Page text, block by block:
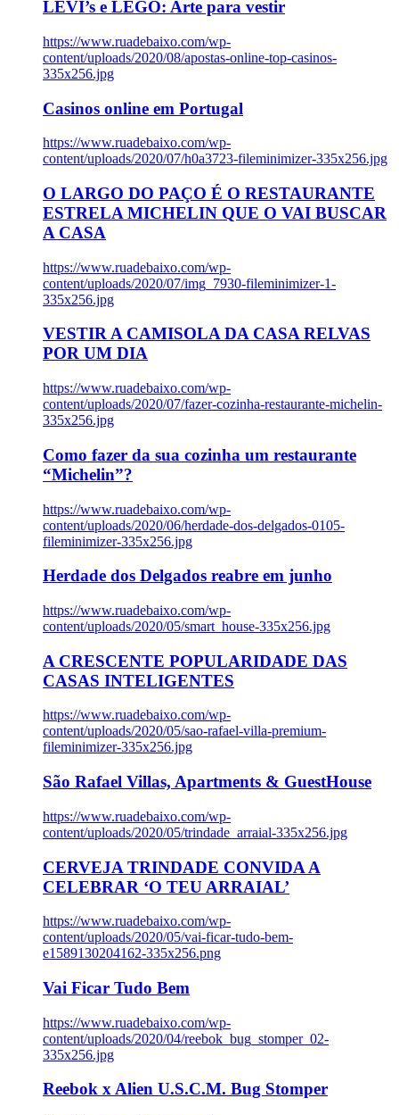
LEVI’s e LEGO: Arte para vestir
https://www.ruadebaixo.com/wp-
content/uploads/2020/08/apostas-online-top-casinos-
335x256.jpg
Casinos online em Portugal
https://www.ruadebaixo.com/wp-
content/uploads/2020/07/h0a3723-fileminimizer-335x256.jpg
O LARGO DO PAÇO É O RESTAURANTE
ESTRELA MICHELIN QUE O VAI BUSCAR
A CASA
https://www.ruadebaixo.com/wp-
content/uploads/2020/07/img_7930-fileminimizer-1-
335x256.jpg
VESTIR A CAMISOLA DA CASA RELVAS
POR UM DIA
https://www.ruadebaixo.com/wp-
content/uploads/2020/07/fazer-cozinha-restaurante-michelin-
335x256.jpg
Como fazer da sua cozinha um restaurante
“Michelin”?
https://www.ruadebaixo.com/wp-
content/uploads/2020/06/herdade-dos-delgados-0105-
fileminimizer-335x256.jpg
Herdade dos Delgados reabre em junho
https://www.ruadebaixo.com/wp-
content/uploads/2020/05/smart_house-335x256.jpg
A CRESCENTE POPULARIDADE DAS
CASAS INTELIGENTES
https://www.ruadebaixo.com/wp-
content/uploads/2020/05/sao-rafael-villa-premium-
fileminimizer-335x256.jpg
São Rafael Villas, Apartments & GuestHouse
https://www.ruadebaixo.com/wp-
content/uploads/2020/05/trindade_arraial-335x256.jpg
CERVEJA TRINDADE CONVIDA A
CELEBRAR ‘O TEU ARRAIAL’
https://www.ruadebaixo.com/wp-
content/uploads/2020/05/vai-ficar-tudo-bem-
e1589130204162-335x256.png
Vai Ficar Tudo Bem
https://www.ruadebaixo.com/wp-
content/uploads/2020/04/reebok_bug_stomper_02-
335x256.jpg
Reebok x Alien U.S.C.M. Bug Stomper